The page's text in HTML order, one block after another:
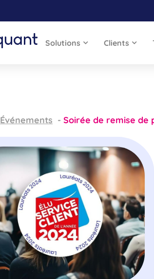
Solutions Clients
Événements Soirée de remise de